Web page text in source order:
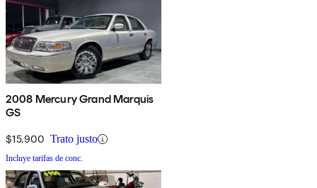
2008 Mercury Grand Marquis
GS
$15,900 Trato justo
Incluye tarifas de conc.